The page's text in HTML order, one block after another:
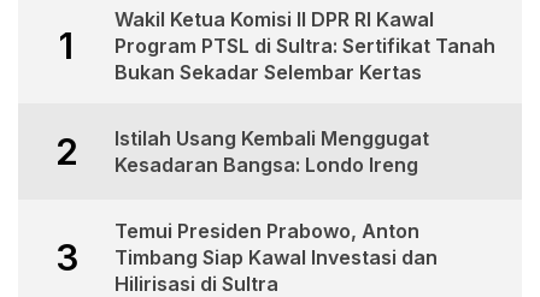
1
Wakil Ketua Komisi II DPR RI Kawal
Program PTSL di Sultra: Sertifikat Tanah
Bukan Sekadar Selembar Kertas
2
Istilah Usang Kembali Menggugat
Kesadaran Bangsa: Londo Ireng
3
Temui Presiden Prabowo, Anton
Timbang Siap Kawal Investasi dan
Hilirisasi di Sultra